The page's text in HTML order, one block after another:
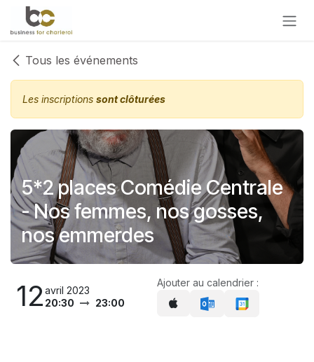
Se rendre au contenu
Tous les événements
Les inscriptions sont clôturées
5*2 places Comédie Centrale
- Nos femmes, nos gosses,
nos emmerdes
12avril 2023
20:30
23:00
Ajouter au calendrier :